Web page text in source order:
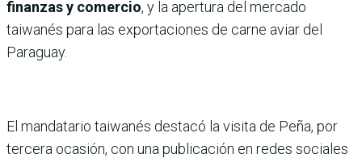
finanzas y comercio, y la apertura del mercado
taiwanés para las exportaciones de carne aviar del
Paraguay.
El mandatario taiwanés destacó la visita de Peña, por
tercera ocasión, con una publicación en redes sociales